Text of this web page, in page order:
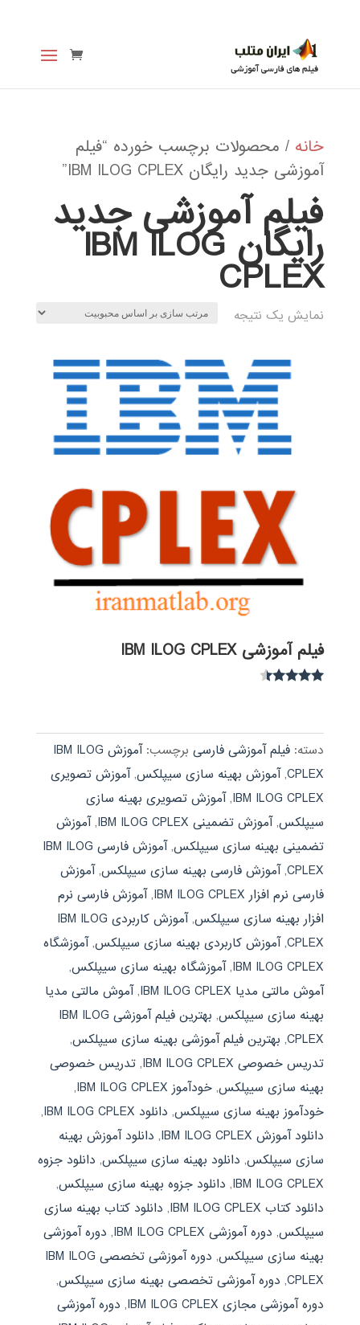
خانه / محصولات برچسب خورده “فیلم
آموزشی جدید رایگان IBM ILOG CPLEX”
فیلم آموزشی جدید
رایگان IBM ILOG
CPLEX
نمایش یک نتیجه
فیلم آموزشی IBM ILOG CPLEX
دسته: فیلم آموزشی فارسی برچسب:
آموزش IBM ILOG
CPLEX
,آموزش بهینه سازی سیپلکس,آموزش تصویری
IBM ILOG CPLEX
,آموزش تصویری بهینه سازی
سیپلکس,آموزش تضمینی IBM ILOG CPLEX ,آموزش
تضمینی بهینه سازی سیپلکس,
آموزش فارسی IBM ILOG
CPLEX
,آموزش فارسی بهینه سازی سیپلکس,آموزش
فارسی نرم افزار IBM ILOG CPLEX
,آموزش فارسی نرم
افزار بهینه سازی سیپلکس,
آموزش کاربردی IBM ILOG
CPLEX
,آموزش کاربردی بهینه سازی سیپلکس,آموزشگاه
IBM ILOG CPLEX
,آموزشگاه بهینه سازی سیپلکس,
آموش مالتی مدیا IBM ILOG CPLEX
,آموش مالتی مدیا
بهینه سازی سیپلکس,
بهترین فیلم آموزشی IBM ILOG
CPLEX
, بهترین فیلم آموزشی بهینه سازی سیپلکس,
تدریس خصوصی IBM ILOG CPLEX
, تدریس خصوصی
بهینه سازی سیپلکس, خودآموز IBM ILOG CPLEX
,
خودآموز بهینه سازی سیپلکس, دانلود IBM ILOG CPLEX
,
دانلود آموزش IBM ILOG CPLEX
, دانلود آموزش بهینه
سازی سیپلکس, دانلود بهینه سازی سیپلکس, دانلود جزوه
IBM ILOG CPLEX
, دانلود جزوه بهینه سازی سیپلکس,
دانلود کتاب IBM ILOG CPLEX
, دانلود کتاب بهینه سازی
سیپلکس, دوره آموزشی IBM ILOG CPLEX , دوره آموزشی
بهینه سازی سیپلکس,
دوره آموزشی تخصصی IBM ILOG
CPLEX
, دوره آموزشی تخصصی بهینه سازی سیپلکس,
دوره آموزشی مجازی IBM ILOG CPLEX
, دوره آموزشی